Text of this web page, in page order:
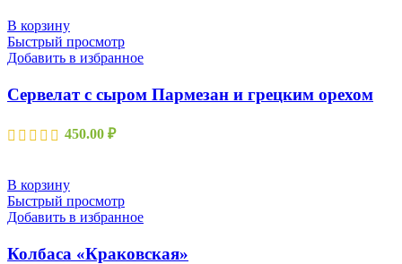
В корзину
Быстрый просмотр
Добавить в избранное
Сервелат с сыром Пармезан и грецким орехом
450.00 ₽
В корзину
Быстрый просмотр
Добавить в избранное
Колбаса «Краковская»